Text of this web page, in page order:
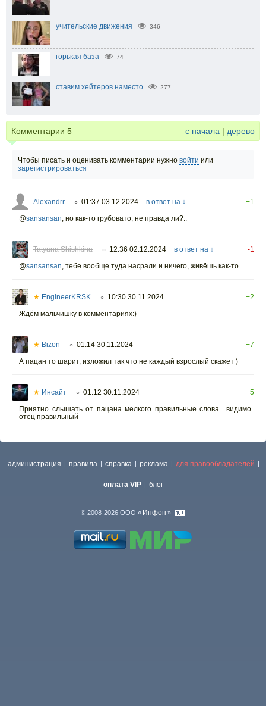
учительские движения 346
горькая база 74
ставим хейтеров наместо 277
Комментарии 5 с начала | дерево
Чтобы писать и оценивать комментарии нужно войти или
зарегистрироваться
Alexandrr ○ 01:37 03.12.2024 в ответ на ↓
+1
@sansansan но как-то грубовато, не правда ли?..
Tatyana Shishkina ○ 12:36 02.12.2024 в ответ на ↓
-1
@sansansan тебе вообще туда насрали и ничего, живёшь как-то.
★ EngineerKRSK ○ 10:30 30.11.2024
+2
Ждём мальчишку в комментариях:)
★ Bizon ○ 01:14 30.11.2024
+7
А пацан то шарит, изложил так что не каждый взрослый скажет )
★ Инсайт ○ 01:12 30.11.2024
+5
Приятно слышать от пацана мелкого правильные слова.. видимо
отец правильный
администрация | правила | справка | реклама | для правообладателей |
оплата VIP | блог
© 2008-2026 ООО « Инфон »